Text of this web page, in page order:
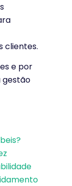
clientes.
e por
gestão